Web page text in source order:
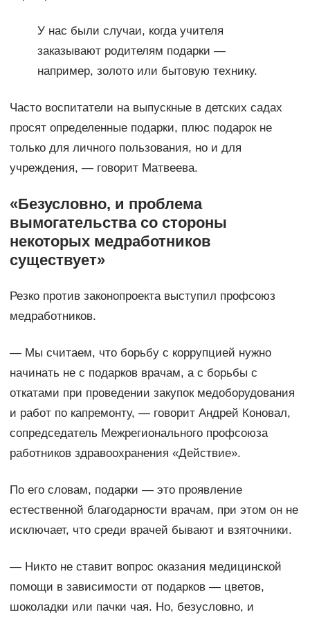
У нас были случаи, когда учителя
заказывают родителям подарки —
например, золото или бытовую технику.
Часто воспитатели на выпускные в детских садах
просят определенные подарки, плюс подарок не
только для личного пользования, но и для
учреждения, — говорит Матвеева.
«Безусловно, и проблема
вымогательства со стороны
некоторых медработников
существует»
Резко против законопроекта выступил профсоюз
медработников.
— Мы считаем, что борьбу с коррупцией нужно
начинать не с подарков врачам, а с борьбы с
откатами при проведении закупок медоборудования
и работ по капремонту, — говорит Андрей Коновал,
сопредседатель Межрегионального профсоюза
работников здравоохранения «Действие».
По его словам, подарки — это проявление
естественной благодарности врачам, при этом он не
исключает, что среди врачей бывают и взяточники.
— Никто не ставит вопрос оказания медицинской
помощи в зависимости от подарков — цветов,
шоколадки или пачки чая. Но, безусловно, и